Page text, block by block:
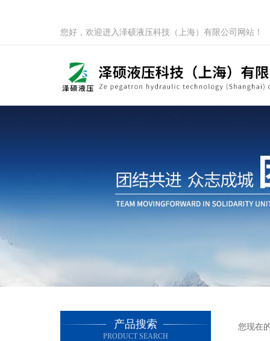
您好，欢迎进入泽硕液压科技（上海）有限公司网站！
产品搜索
PRODUCT SEARCH
您现在